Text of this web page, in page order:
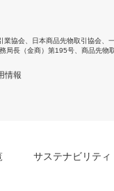
業協会 日本商品先物取引協会
局長（金商）第195号、商品先物
情報
サステナビリティ